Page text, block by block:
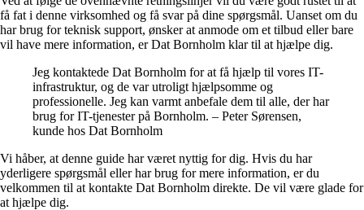
få fat i denne virksomhed og få svar på dine spørgsmål. Uanset om du
har brug for teknisk support, ønsker at anmode om et tilbud eller bare
vil have mere information, er Dat Bornholm klar til at hjælpe dig.
Jeg kontaktede Dat Bornholm for at få hjælp til vores IT-
infrastruktur, og de var utroligt hjælpsomme og
professionelle. Jeg kan varmt anbefale dem til alle, der har
brug for IT-tjenester på Bornholm. – Peter Sørensen,
kunde hos Dat Bornholm
Vi håber, at denne guide har været nyttig for dig. Hvis du har
yderligere spørgsmål eller har brug for mere information, er du
velkommen til at kontakte Dat Bornholm direkte. De vil være glade for
at hjælpe dig.